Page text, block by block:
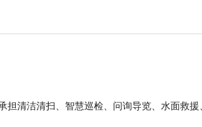
担清洁清扫、智慧巡检、问询导览、水面救援